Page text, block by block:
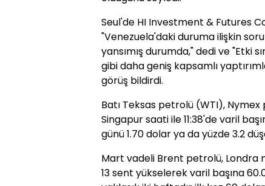
Seul'de HI Investment & Futures
"Venezuela'daki duruma ilişkin
yansımış durumda," dedi ve "Etki
gibi daha geniş kapsamlı
görüş bildirdi.
Batı Teksas petrolü (WTI), Nymex
Singapur saati ile 11:38'de varil
günü 1.70 dolar ya da yüzde 3.2
Mart vadeli Brent petrolü, Londra
13 sent yükselerek varil başına